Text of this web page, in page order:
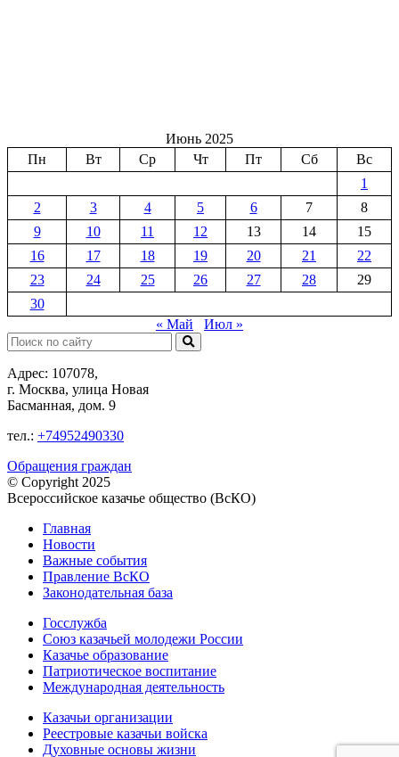
Июнь 2025
Пн
Вт Ср Чт Пт Сб
Вс
1
2
3 4 5 6 7
8
9
10 11 12 13 14
15
16
17 18 19 20 21
22
23
24 25 26 27 28
29
30
« Май
Июл »
Поиск:
Адрес: 107078,
г. Москва, улица Новая
Басманная, дом. 9
тел.: +74952490330
Обращения граждан
© Copyright 2025
Всероссийское казачье общество (ВсКО)
Главная
Новости
Важные события
Правление ВсКО
Законодательная база
Госслужба
Союз казачьей молодежи России
Казачье образование
Патриотическое воспитание
Международная деятельность
Казачьи организации
Реестровые казачьи войска
Духовные основы жизни